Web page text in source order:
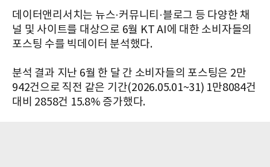
데이터앤리서치는 뉴스·커뮤니티·블로그 등 다양한 채
널 및 사이트를 대상으로 6월 KT AI에 대한 소비자들의
포스팅 수를 빅데이터 분석했다.
분석 결과 지난 6월 한 달 간 소비자들의 포스팅은 2만
942건으로 직전 같은 기간(2026.05.01~31) 1만8084건
대비 2858건 15.8% 증가했다.